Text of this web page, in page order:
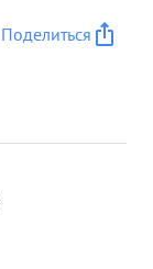
Поделиться